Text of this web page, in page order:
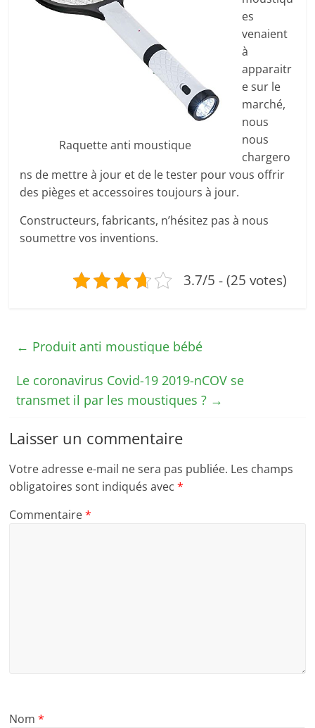
Raquette anti moustique
es
venaient
à
apparaitr
e sur le
marché,
nous
nous
chargero
ns de mettre à jour et de le tester pour vous offrir
des pièges et accessoires toujours à jour.
Constructeurs, fabricants, n’hésitez pas à nous
soumettre vos inventions.
3.7/5 - (25 votes)
← Produit anti moustique bébé
Le coronavirus Covid-19 2019-nCOV se
transmet il par les moustiques ? →
Laisser un commentaire
Votre adresse e-mail ne sera pas publiée. Les champs
obligatoires sont indiqués avec*
Commentaire*
Nom*